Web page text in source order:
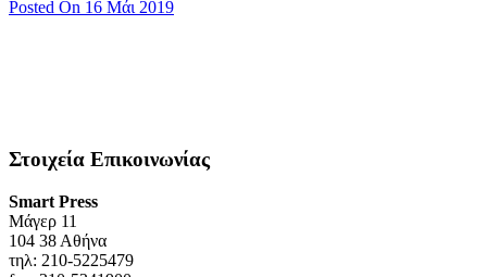
Posted On 16 Μάι 2019
Στοιχεία Επικοινωνίας
Smart Press
Mάγερ 11
104 38 Αθήνα
τηλ: 210-5225479